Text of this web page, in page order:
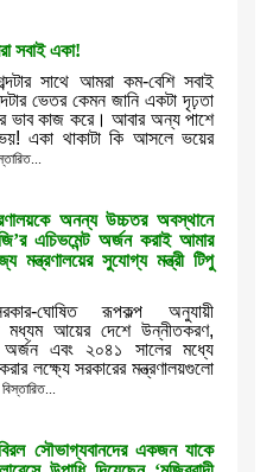
সবাই একা!
সাথে আমরা কম-বেশি সবাই
ভেতর কেমন জানি একটা দৃঢ়তা
ভাব কাজ করে। আবার অন্য পাশে
একা থাকাটা কি আসলে ভয়ের
অনন্য উচ্চতর অবস্থানে
এচিভমেন্ট অর্জন করাই আমার
মন্ত্রণালয়ের সুযোগ্য মন্ত্রী টিপু
ঘোষিত রূপকল্প অনুযায়ী
মধ্যম আয়ের দেশে উন্নীতকরণ,
এবং ২০৪১ সালের মধ্যে
লক্ষ্যে সরকারের মন্ত্রণালয়গুলো
বিস্তারিত...
সৌভাগ্যবানদের একজন যাকে